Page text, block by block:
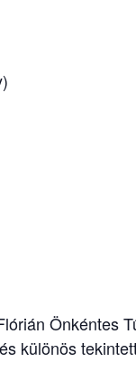
Önkéntes
különös